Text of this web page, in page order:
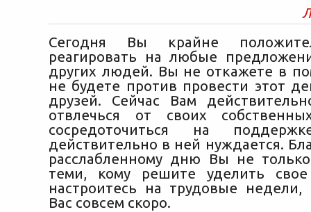
Сегодня Вы крайне
реагировать на любые
других людей. Вы не откажете в
не будете против провести этот
друзей. Сейчас Вам
отвлечься от своих
сосредоточиться на
действительно в ней нуждается.
расслабленному дню Вы не
теми, кому решите уделить
настроитесь на трудовые
Вас совсем скоро.